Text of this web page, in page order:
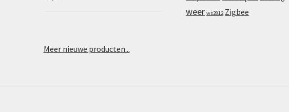
Meer nieuwe producten...
weer ws2812 Zigbee